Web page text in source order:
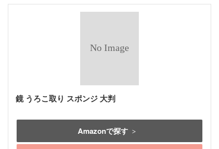
鏡 うろこ取り スポンジ 大判
Amazonで探す